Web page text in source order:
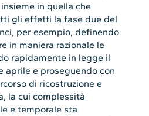
in quella che
gli effetti la fase due del
per esempio, definendo
in maniera razionale le
rapidamente in legge il
aprile e proseguendo con
di ricostruzione e
la cui complessità
e temporale sta